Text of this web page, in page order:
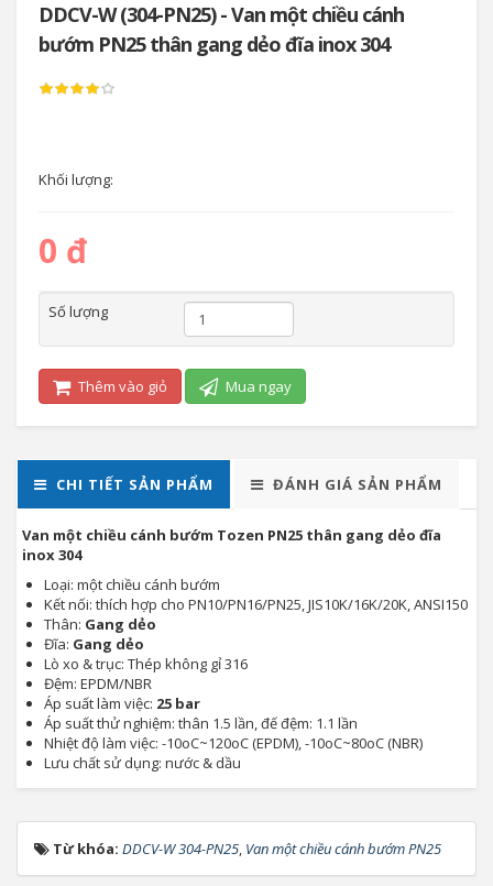
DDCV-W (304-PN25) - Van một chiều cánh
bướm PN25 thân gang dẻo đĩa inox 304
Khối lượng:
0 đ
Số lượng
Thêm vào giỏ Mua ngay
CHI TIẾT SẢN PHẨM ĐÁNH GIÁ SẢN PHẨM
Van một chiều cánh bướm Tozen PN25 thân gang dẻo đĩa
inox 304
Loại: một chiều cánh bướm
Kết nối: thích hợp cho PN10/PN16/PN25, JIS10K/16K/20K, ANSI150
Thân: Gang dẻo
Đĩa: Gang dẻo
Lò xo & trục: Thép không gỉ 316
Đệm: EPDM/NBR
Áp suất làm việc: 25 bar
Áp suất thử nghiệm: thân 1.5 lần, đế đệm: 1.1 lần
Nhiệt độ làm việc: -10oC~120oC (EPDM), -10oC~80oC (NBR)
Lưu chất sử dụng: nước & dầu
Từ khóa: DDCV-W 304-PN25, Van một chiều cánh bướm PN25